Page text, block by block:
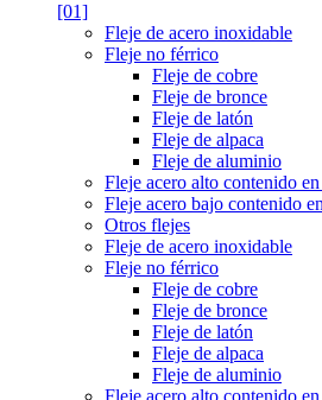
[01]
Fleje de acero inoxidable
Fleje no férrico
Fleje de cobre
Fleje de bronce
Fleje de latón
Fleje de alpaca
Fleje de aluminio
Fleje acero alto contenido
Fleje acero bajo contenido
Otros flejes
Fleje de acero inoxidable
Fleje no férrico
Fleje de cobre
Fleje de bronce
Fleje de latón
Fleje de alpaca
Fleje de aluminio
Fleje acero alto contenido